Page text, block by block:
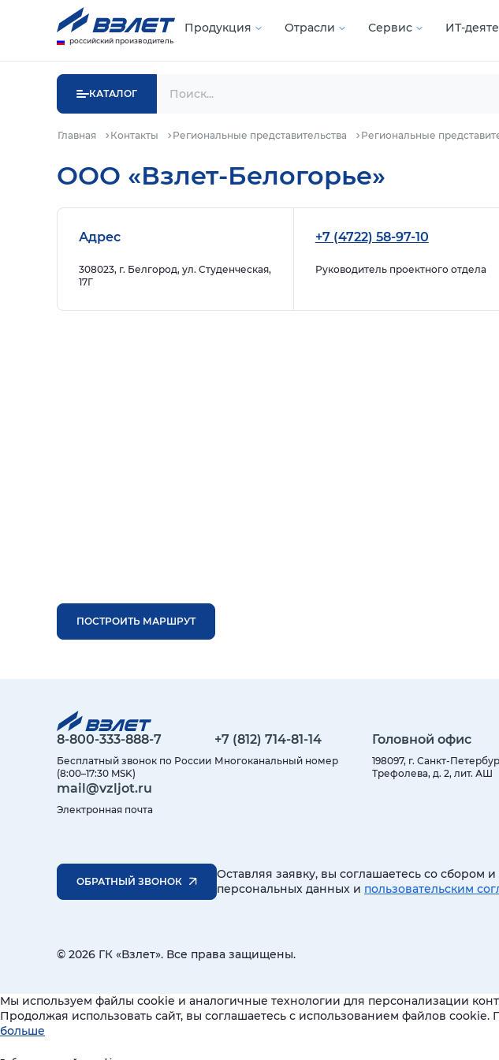
российский производитель
Продукция Отрасли Сервис ИТ-
КАТАЛОГ
Главная Контакты Региональные представительства Региональные
ООО «Взлет-Белогорье»
Адрес
308023, г. Белгород, ул. Студенческая,
17Г
+7 (4722) 58-97-10
Руководитель проектного отдела
ПОСТРОИТЬ МАРШРУТ
8-800-333-888-7
Бесплатный звонок по России
(8:00–17:30 MSK)
+7 (812) 714-81-14
Многоканальный номер
Головной офис
198097, г. Санкт-
Трефолева, д. 2, лит. АШ
mail@vzljot.ru
Электронная почта
ОБРАТНЫЙ ЗВОНОК
Оставляя заявку, вы соглашаетесь со сбором
персональных данных и пользовательским
© 2026 ГК «Взлет». Все права защищены.
Мы используем файлы cookie и аналогичные технологии для персонализации
Продолжая использовать сайт, вы соглашаетесь с использованием файлов
больше